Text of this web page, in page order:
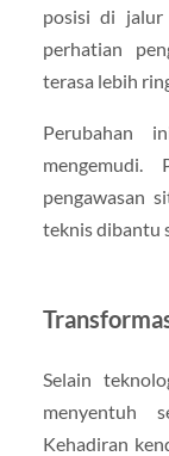
posisi di jalur
perhatian
terasa lebih
Perubahan
pengawasan
teknis dibantu
Selain
menyentuh
Kehadiran